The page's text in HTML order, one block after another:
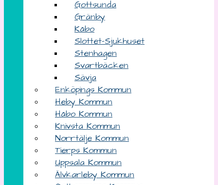
Gottsunda
Gränby
Kåbo
Slottet-Sjukhuset
Stenhagen
Svartbäcken
Sävja
Enköpings Kommun
Heby Kommun
Håbo Kommun
Knivsta Kommun
Norrtälje Kommun
Tierps Kommun
Uppsala Kommun
Älvkarleby Kommun